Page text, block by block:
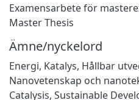
Examensarbete för
Master Thesis
Ämne/nyckelord
Energi, Katalys, Hållbar
Nanovetenskap och
Catalysis, Sustainable